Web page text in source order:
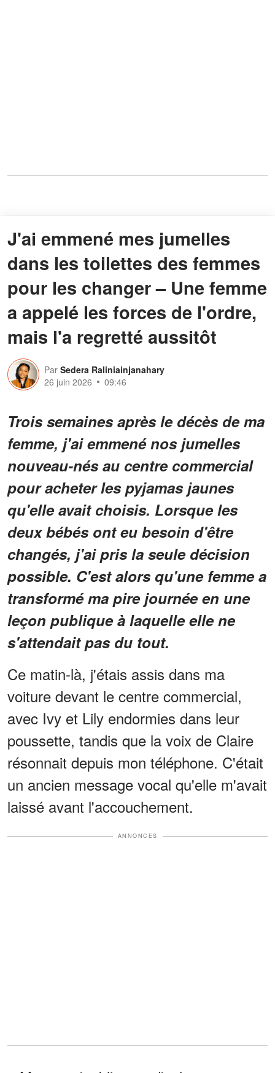
J'ai emmené mes jumelles
dans les toilettes des femmes
pour les changer – Une femme
a appelé les forces de l'ordre,
mais l'a regretté aussitôt
Par Sedera Raliniainjanahary
26 juin 2026
09:46
Trois semaines après le décès de ma
femme, j'ai emmené nos jumelles
nouveau-nés au centre commercial
pour acheter les pyjamas jaunes
qu'elle avait choisis. Lorsque les
deux bébés ont eu besoin d'être
changés, j'ai pris la seule décision
possible. C'est alors qu'une femme a
transformé ma pire journée en une
leçon publique à laquelle elle ne
s'attendait pas du tout.
Ce matin-là, j'étais assis dans ma
voiture devant le centre commercial,
avec Ivy et Lily endormies dans leur
poussette, tandis que la voix de Claire
résonnait depuis mon téléphone. C'était
un ancien message vocal qu'elle m'avait
laissé avant l'accouchement.
ANNONCES